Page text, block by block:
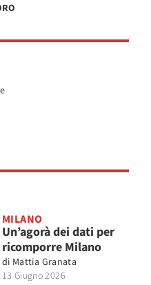
MILANO
Un’agorà dei dati per
ricomporre Milano
di Mattia Granata
13 Giugno 2026